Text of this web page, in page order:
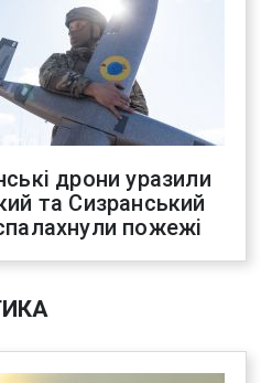
дрони уразили
та Сизранський
пожежі